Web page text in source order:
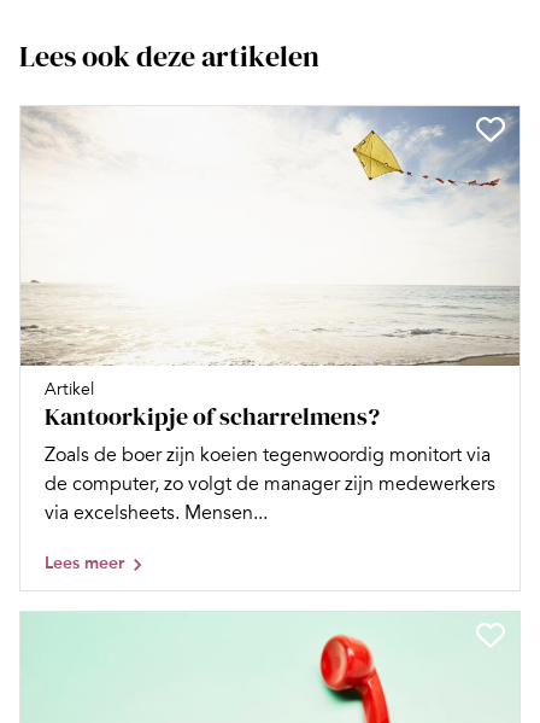
Lees ook deze artikelen
Artikel
Kantoorkipje of scharrelmens?
Zoals de boer zijn koeien tegenwoordig monitort via
de computer, zo volgt de manager zijn medewerkers
via excelsheets. Mensen...
Lees meer